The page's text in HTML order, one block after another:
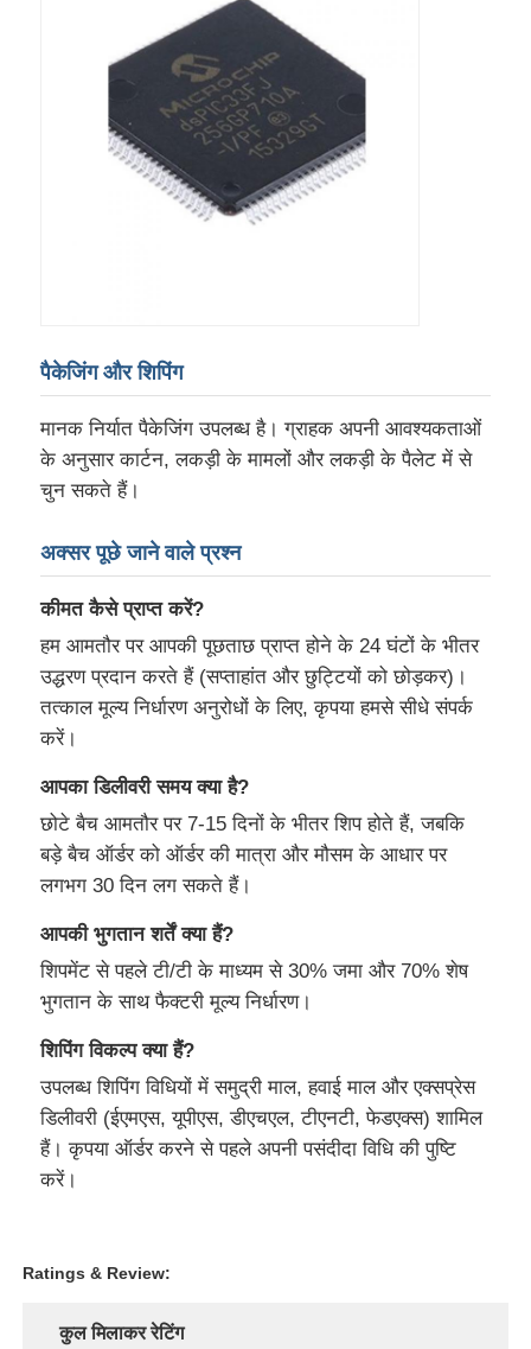
बिजली प्रबंधन चिप
पैकेजिंग और शिपिंग
मानक निर्यात पैकेजिंग उपलब्ध है। ग्राहक अपनी आवश्यकताओं
के अनुसार कार्टन, लकड़ी के मामलों और लकड़ी के पैलेट में से
चुन सकते हैं।
अक्सर पूछे जाने वाले प्रश्न
कीमत कैसे प्राप्त करें?
हम आमतौर पर आपकी पूछताछ प्राप्त होने के 24 घंटों के भीतर
उद्धरण प्रदान करते हैं (सप्ताहांत और छुट्टियों को छोड़कर)।
तत्काल मूल्य निर्धारण अनुरोधों के लिए, कृपया हमसे सीधे संपर्क
करें।
आपका डिलीवरी समय क्या है?
छोटे बैच आमतौर पर 7-15 दिनों के भीतर शिप होते हैं, जबकि
बड़े बैच ऑर्डर को ऑर्डर की मात्रा और मौसम के आधार पर
लगभग 30 दिन लग सकते हैं।
आपकी भुगतान शर्तें क्या हैं?
शिपमेंट से पहले टी/टी के माध्यम से 30% जमा और 70% शेष
भुगतान के साथ फैक्टरी मूल्य निर्धारण।
शिपिंग विकल्प क्या हैं?
उपलब्ध शिपिंग विधियों में समुद्री माल, हवाई माल और एक्सप्रेस
डिलीवरी (ईएमएस, यूपीएस, डीएचएल, टीएनटी, फेडएक्स) शामिल
हैं। कृपया ऑर्डर करने से पहले अपनी पसंदीदा विधि की पुष्टि
करें।
Ratings & Review:
कुल मिलाकर रेटिंग